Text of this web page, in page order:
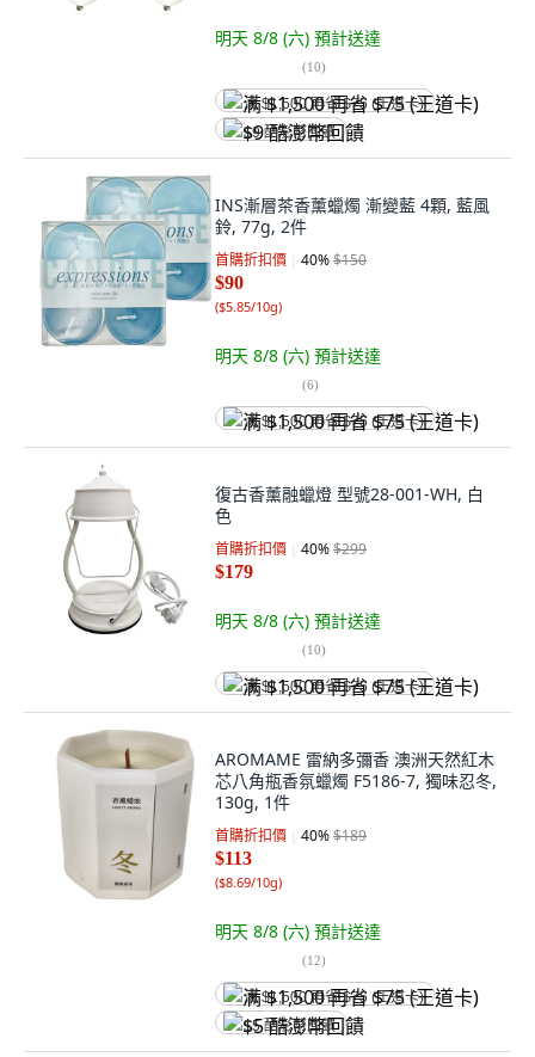
明天 8/8 (六) 預計送達
(10)
满 $1,500 再省 $75 (王道卡)
$9 酷澎幣回饋
INS漸層茶香薰蠟燭 漸變藍 4顆, 藍風
鈴, 77g, 2件
首購折扣價 40%$150
$90
($5.85/10g)
明天 8/8 (六) 預計送達
(6)
满 $1,500 再省 $75 (王道卡)
復古香薰融蠟燈 型號28-001-WH, 白
色
首購折扣價 40%$299
$179
明天 8/8 (六) 預計送達
(10)
满 $1,500 再省 $75 (王道卡)
AROMAME 雷納多彌香 澳洲天然紅木
芯八角瓶香氛蠟燭 F5186-7, 獨味忍冬,
130g, 1件
首購折扣價 40%$189
$113
($8.69/10g)
明天 8/8 (六) 預計送達
(12)
满 $1,500 再省 $75 (王道卡)
$5 酷澎幣回饋